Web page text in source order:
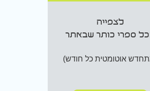
לצפייה
ספרי כותר שבאתר
אוטומטית כל חודש)